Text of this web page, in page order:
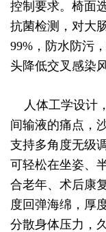
控制要求。椅面
抗菌检测，对大
99%，防水防污
头降低交叉感染
人体工学设计
间输液的痛点，
支持多角度无级
可轻松在坐姿、
合老年、术后康
度回弹海绵，厚
分散身体压力，